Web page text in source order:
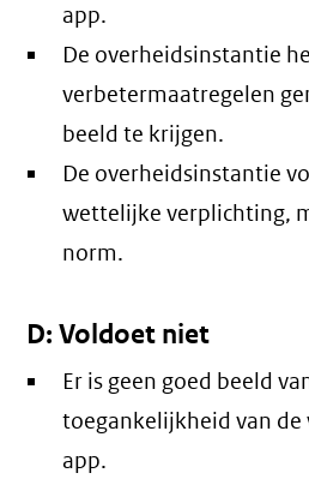
app.
De overheidsinstantie
verbetermaatregelen
beeld te krijgen.
De overheidsinstantie
wettelijke verplichting,
norm.
D: Voldoet niet
Er is geen goed beeld
toegankelijkheid van
app.